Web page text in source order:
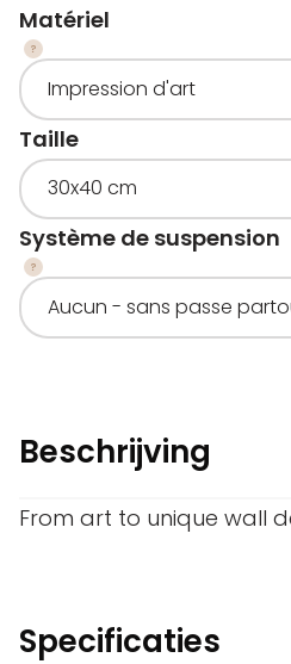
Matériel
Taille
Système de suspension
Beschrijving
From art to unique wall
Specificaties